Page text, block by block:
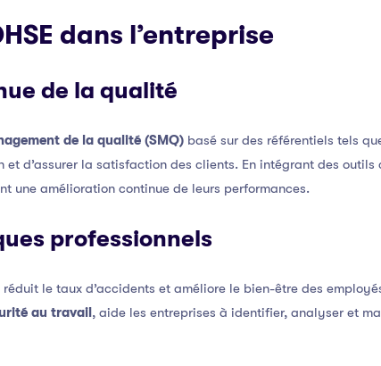
dans l’entreprise
de la qualité
de la qualité (SMQ) basé sur des référentiels tels
et d’assurer la satisfaction des clients. En intégrant des outils
une amélioration continue de leurs performances.
professionnels
le taux d’accidents et améliore le bien-être des
au travail, aide les entreprises à identifier, analyser et